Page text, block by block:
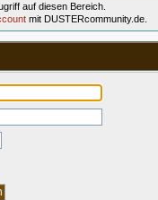
auf diesen Bereich.
mit DUSTERcommunity.de.